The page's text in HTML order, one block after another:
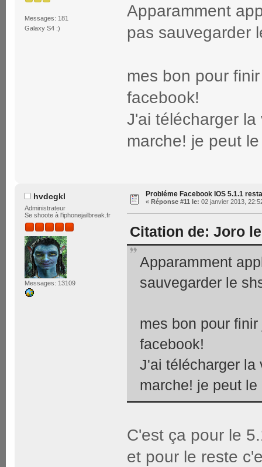
Messages: 181
Galaxy S4 :)
Apparamment
pas sauvegarder
mes bon pour
facebook!
J'ai télécharger
marche! je peut
hvdcgkl
Administrateur
Se shoote à l'iphonejailbreak.fr
Messages: 13109
Probléme Facebook IOS 5.1.1
« Réponse #11 le: 02 janvier 2013,
Citation de: Joro
Apparamment
sauvegarder le
mes bon pour
facebook!
J'ai télécharger la
marche! je peut
C'est ça pour le
et pour le reste